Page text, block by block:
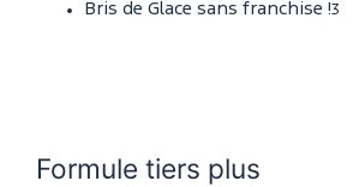
Bris de Glace sans franchise ! 3
Formule tiers plus